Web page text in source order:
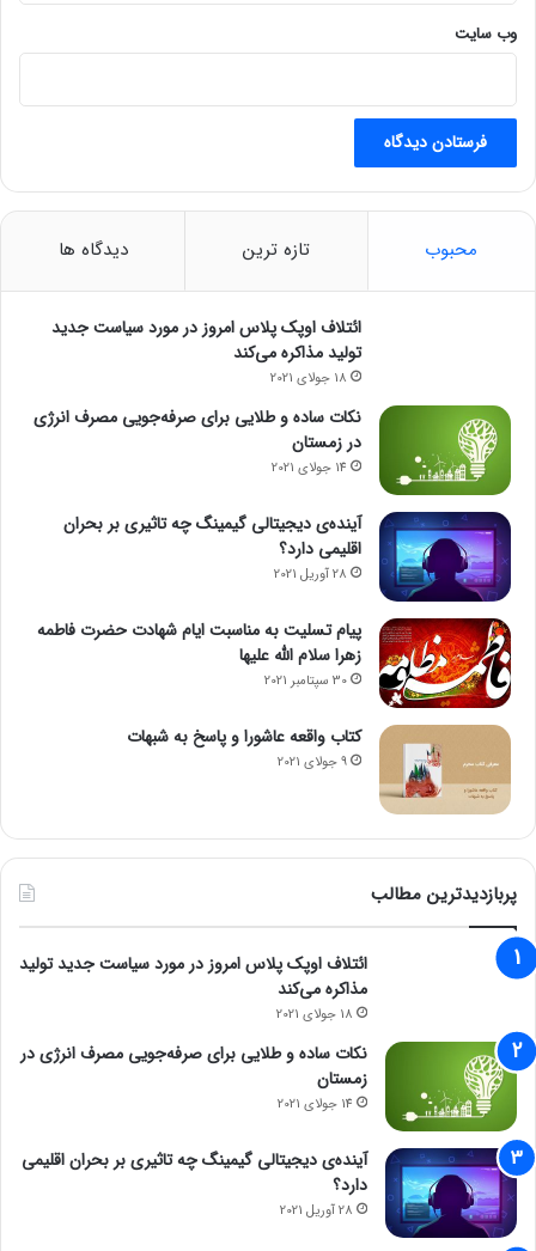
وب‌ سایت
محبوب تازه ترین دیدگاه ها
ائتلاف اوپک پلاس امروز در مورد سیاست جدید
تولید مذاکره می‌کند
18 جولای 2021
نکات ساده و طلایی برای صرفه‌جویی مصرف انرژی
در زمستان
14 جولای 2021
آینده‌ی دیجیتالی گیمینگ چه تاثیری بر بحران
اقلیمی دارد؟
28 آوریل 2021
پیام تسلیت به مناسبت ایام شهادت حضرت فاطمه
زهرا سلام الله علیها
30 سپتامبر 2021
کتاب واقعه عاشورا و پاسخ به شبهات
9 جولای 2021
پربازدیدترین مطالب
ائتلاف اوپک پلاس امروز در مورد سیاست جدید تولید
مذاکره می‌کند
18 جولای 2021
نکات ساده و طلایی برای صرفه‌جویی مصرف انرژی در
زمستان
14 جولای 2021
آینده‌ی دیجیتالی گیمینگ چه تاثیری بر بحران اقلیمی
دارد؟
28 آوریل 2021